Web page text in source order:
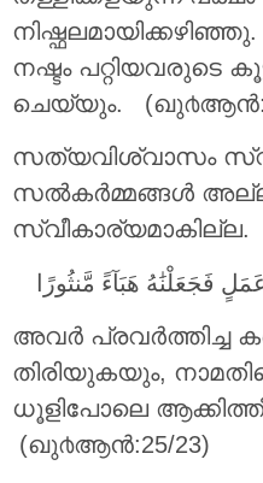
നഷ്ടം പറ്റിയവരുടെ
ചെയ്യും.
സത്യവിശ്വാസം
സൽകർമ്മങ്ങൾ
സ്വീകാര്യമാകില്ല.
فَجَعَلْنَٰهُ هَبَآءً مَّنثُورًا
അവര്‍ പ്രവര്‍ത്തിച്ച
തിരിയുകയും,
ധൂളിപോലെ
(ഖു൪ആന്‍:25/23)